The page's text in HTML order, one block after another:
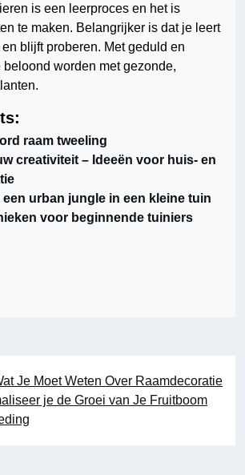
is een leerproces en het is
te maken. Belangrijker is dat je leert
blijft proberen. Met geduld en
worden met gezonde,
raam tweeling
creativiteit – Ideeën voor huis- en
een urban jungle in een kleine tuin
voor beginnende tuiniers
Je Moet Weten Over Raamdecoratie
je de Groei van Je Fruitboom